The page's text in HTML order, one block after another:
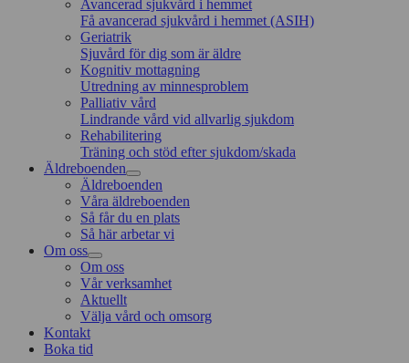
Avancerad sjukvård i hemmet
Få avancerad sjukvård i hemmet (ASIH)
Geriatrik
Sjuvård för dig som är äldre
Kognitiv mottagning
Utredning av minnesproblem
Palliativ vård
Lindrande vård vid allvarlig sjukdom
Rehabilitering
Träning och stöd efter sjukdom/skada
Äldreboenden
Äldreboenden
Våra äldreboenden
Så får du en plats
Så här arbetar vi
Om oss
Om oss
Vår verksamhet
Aktuellt
Välja vård och omsorg
Kontakt
Boka tid